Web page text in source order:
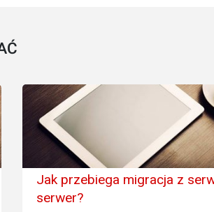
Jak przebiega migracja z
serwer?